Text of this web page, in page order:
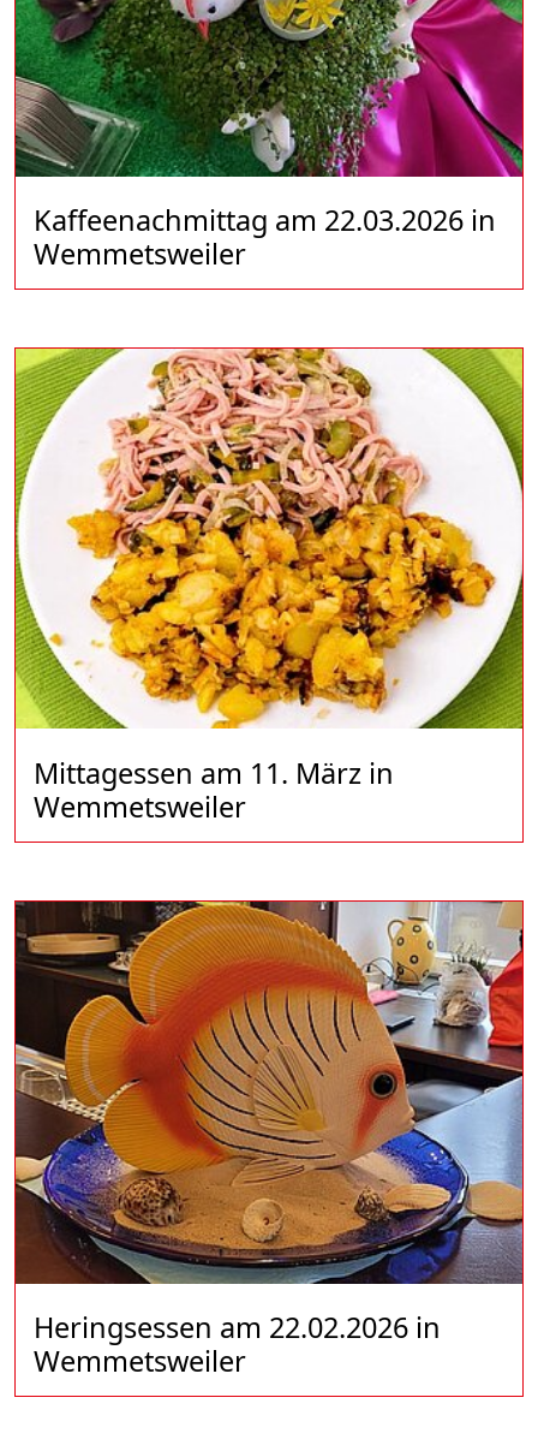
Kaffeenachmittag am 22.03.2026 in
Wemmetsweiler
Mittagessen am 11. März in
Wemmetsweiler
Heringsessen am 22.02.2026 in
Wemmetsweiler